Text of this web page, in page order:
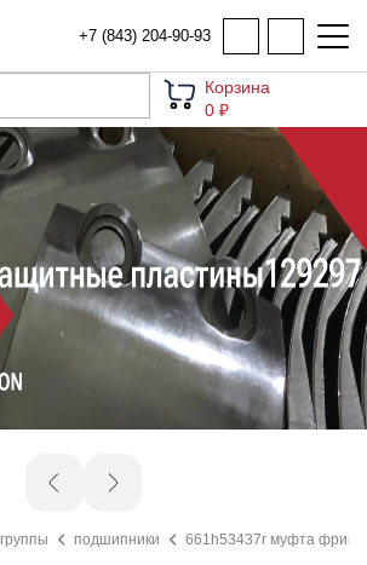
+7 (843) 204-90-93
Корзина
0 ₽
группы подшипники 661h53437r муфта